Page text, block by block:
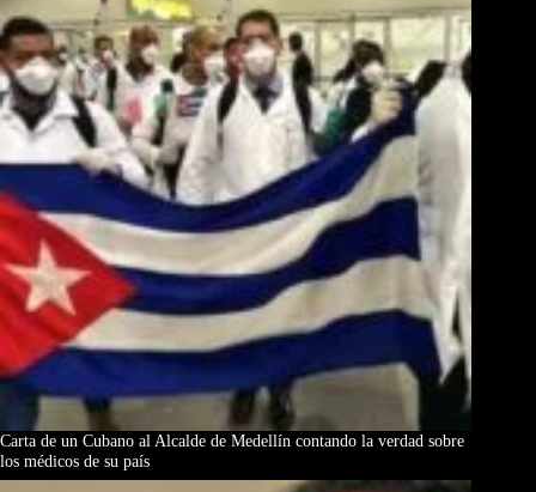
Carta de un Cubano al Alcalde de Medellín contando la verdad sobre
los médicos de su país